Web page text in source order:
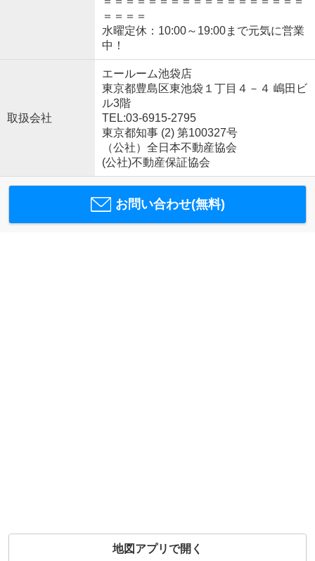
＝＝＝＝
水曜定休：10:00～19:00まで元気に営業
中！
取扱会社
エールーム池袋店
東京都豊島区東池袋１丁目４－４ 嶋田ビ
ル3階
TEL:03-6915-2795
東京都知事 (2) 第100327号
（公社）全日本不動産協会
(公社)不動産保証協会
お問い合わせ(無料)
地図アプリで開く